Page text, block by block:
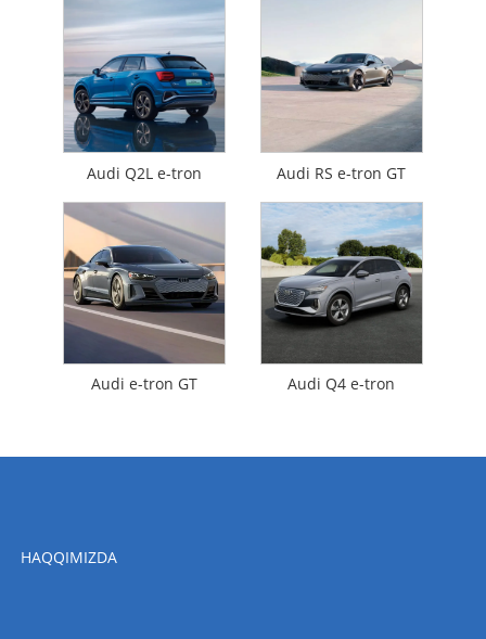
Audi Q2L e-tron Audi RS e-tron GT
Audi e-tron GT Audi Q4 e-tron
HAQQIMIZDA